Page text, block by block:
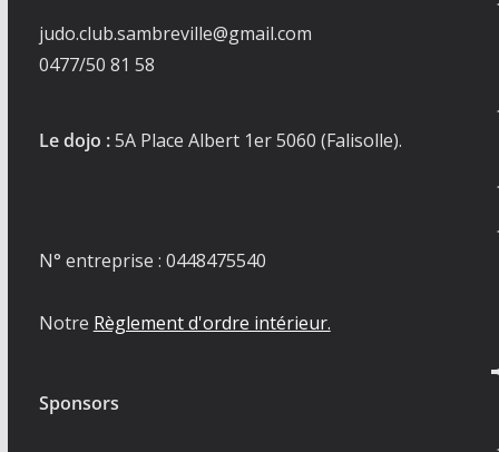
judo.club.sambreville@gmail.com
0477/50 81 58
Le dojo :5A Place Albert 1er 5060 (Falisolle).
N° entreprise : 0448475540
Notre Règlement d'ordre intérieur.
Sponsors